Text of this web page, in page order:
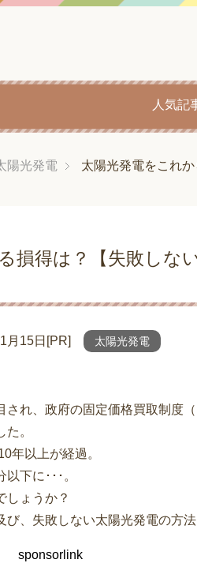
人気記
陽光発電 太陽光発電をこれ
損得は？【失敗しな
月15日 [PR] 太陽光発電
れ、政府の固定価格買取制度
。
年以上が経過。
下に･･･。
しょうか？
、失敗しない太陽光発電の方法
sponsorlink